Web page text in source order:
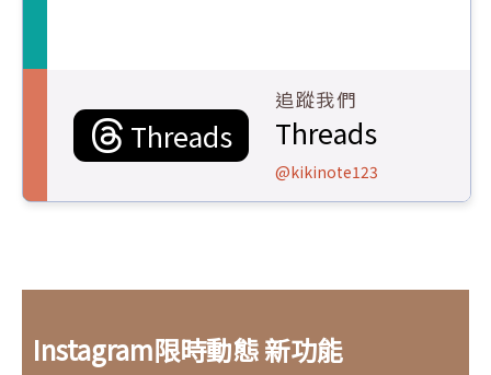
Threads
追蹤我們
Threads
@kikinote123
Instagram限時動態 新功能